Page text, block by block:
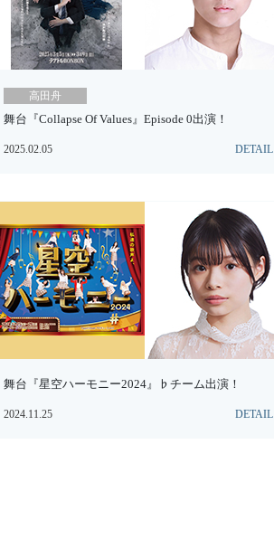
高田舟
舞台『Collapse Of Values』Episode 0出演！
2025.02.05 DETAIL
舞台『星空ハーモニー2024』♭チーム出演！
2024.11.25 DETAIL